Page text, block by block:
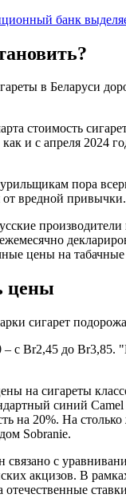
банк
в Беларуси
стоимость
и с апреля 2024
пора
от вредной привычки.
цены на табачные
цены
сигарет
с Br2,45 до Br3,85.
на сигареты
синий
на 20%. На
Sobranie.
с
акцизов. В
отечественные